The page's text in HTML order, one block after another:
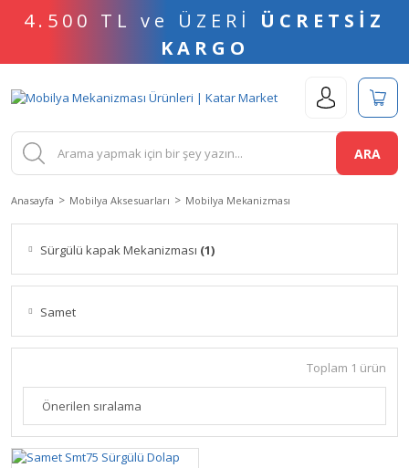
4.500 TL ve ÜZERİ ÜCRETSİZ
KARGO
ARA
Anasayfa Mobilya Aksesuarları Mobilya Mekanizması
Sürgülü kapak Mekanizması (1)
Samet
Toplam 1 ürün